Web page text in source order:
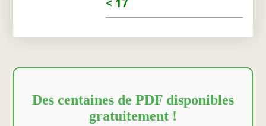
Des centaines de PDF disponibles
gratuitement !